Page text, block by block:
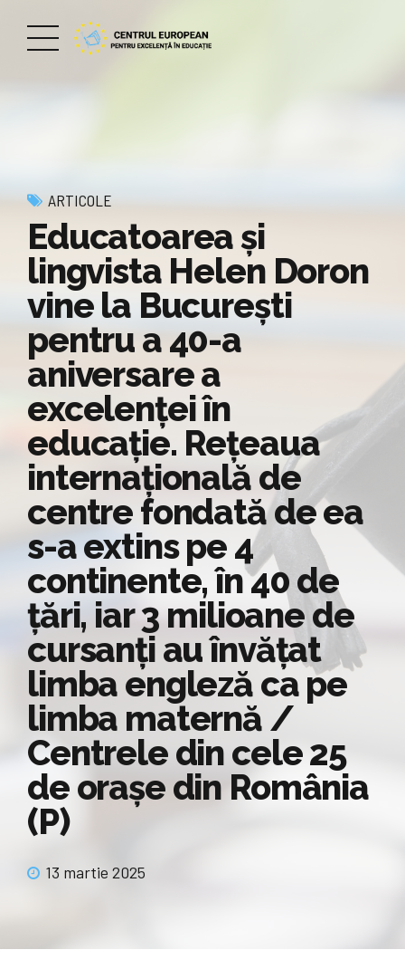
ARTICOLE
Educatoarea și
lingvista Helen Doron
vine la București
pentru a 40-a
aniversare a
excelenței în
educație. Rețeaua
internațională de
centre fondată de ea
s-a extins pe 4
continente, în 40 de
țări, iar 3 milioane de
cursanți au învățat
limba engleză ca pe
limba maternă /
Centrele din cele 25
de orașe din România
(P)
13 martie 2025